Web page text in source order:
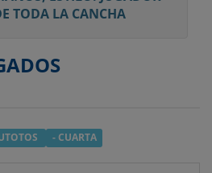
TODA LA CANCHA
- CUARTA